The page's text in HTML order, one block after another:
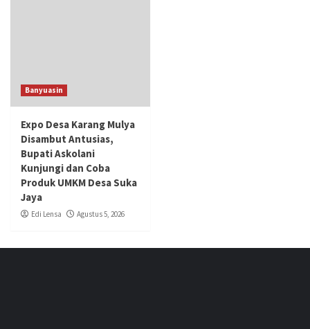
Banyuasin
Expo Desa Karang Mulya
Disambut Antusias,
Bupati Askolani
Kunjungi dan Coba
Produk UMKM Desa Suka
Jaya
Edi Lensa Agustus 5, 2026